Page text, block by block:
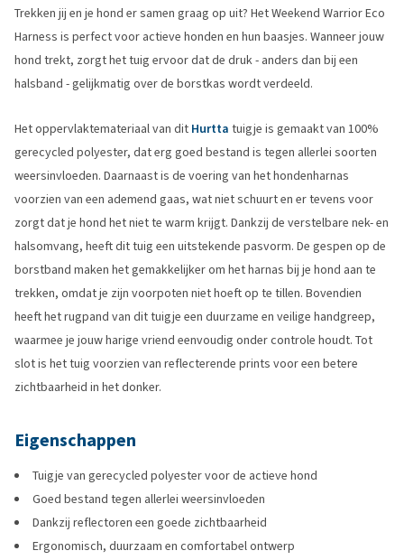
Trekken jij en je hond er samen graag op uit? Het Weekend Warrior Eco
Harness is perfect voor actieve honden en hun baasjes. Wanneer jouw
hond trekt, zorgt het tuig ervoor dat de druk - anders dan bij een
halsband - gelijkmatig over de borstkas wordt verdeeld.
Het oppervlaktemateriaal van dit Hurtta tuigje is gemaakt van 100%
gerecycled polyester, dat erg goed bestand is tegen allerlei soorten
weersinvloeden. Daarnaast is de voering van het hondenharnas
voorzien van een ademend gaas, wat niet schuurt en er tevens voor
zorgt dat je hond het niet te warm krijgt. Dankzij de verstelbare nek- en
halsomvang, heeft dit tuig een uitstekende pasvorm. De gespen op de
borstband maken het gemakkelijker om het harnas bij je hond aan te
trekken, omdat je zijn voorpoten niet hoeft op te tillen. Bovendien
heeft het rugpand van dit tuigje een duurzame en veilige handgreep,
waarmee je jouw harige vriend eenvoudig onder controle houdt. Tot
slot is het tuig voorzien van reflecterende prints voor een betere
zichtbaarheid in het donker.
Eigenschappen
Tuigje van gerecycled polyester voor de actieve hond
Goed bestand tegen allerlei weersinvloeden
Dankzij reflectoren een goede zichtbaarheid
Ergonomisch, duurzaam en comfortabel ontwerp